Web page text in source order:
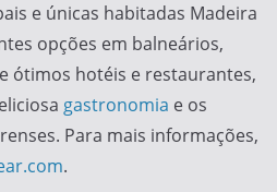
e únicas habitadas Madeira
opções em balneários,
ótimos hotéis e restaurantes,
gastronomia e os
Para mais informações,
.